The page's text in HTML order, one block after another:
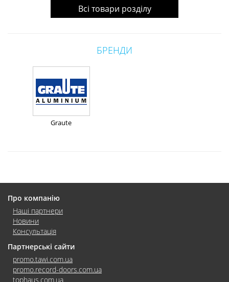
Всі товари розділу
БРЕНДИ
Graute
Про компанію
Наші партнери
Новини
Консультація
Партнерські сайти
promo.tawi.com.ua
promo.record-doors.com.ua
tophaus.com.ua